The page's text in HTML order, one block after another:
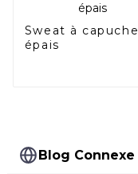
Sweat à capuche
épais
Blog Connexe